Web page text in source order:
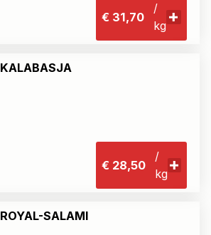
€ 31,70
/
kg
KALABASJA
€ 28,50
/
kg
ROYAL-SALAMI